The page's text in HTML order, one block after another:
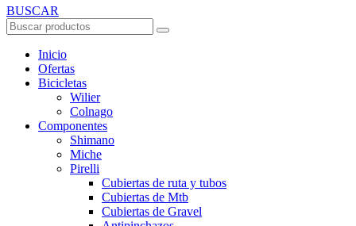
BUSCAR
Inicio
Ofertas
Bicicletas
Wilier
Colnago
Componentes
Shimano
Miche
Pirelli
Cubiertas de ruta y tubos
Cubiertas de Mtb
Cubiertas de Gravel